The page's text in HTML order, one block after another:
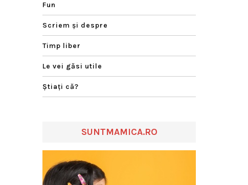
Fun
Scriem şi despre
Timp liber
Le vei găsi utile
Ştiaţi că?
SUNTMAMICA.RO